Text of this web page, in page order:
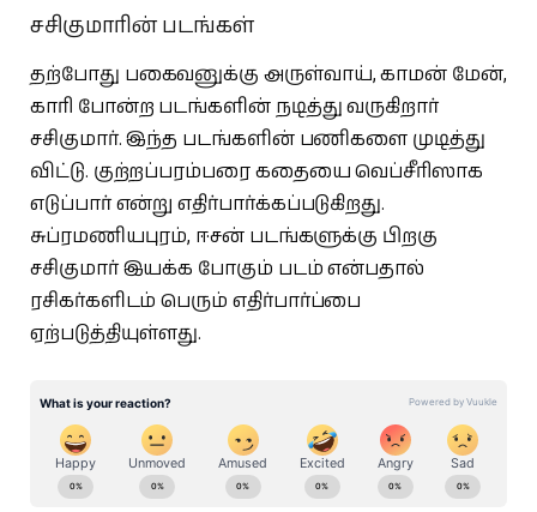
சசிகுமாரின் படங்கள்
தற்போது பகைவனுக்கு அருள்வாய், காமன் மேன்,
காரி போன்ற படங்களின் நடித்து வருகிறார்
சசிகுமார். இந்த படங்களின் பணிகளை முடித்து
விட்டு. குற்றப்பரம்பரை கதையை வெப்சீரிஸாக
எடுப்பார் என்று எதிர்பார்க்கப்படுகிறது.
சுப்ரமணியபுரம், ஈசன் படங்களுக்கு பிறகு
சசிகுமார் இயக்க போகும் படம் என்பதால்
ரசிகர்களிடம் பெரும் எதிர்பார்ப்பை
ஏற்படுத்தியுள்ளது.